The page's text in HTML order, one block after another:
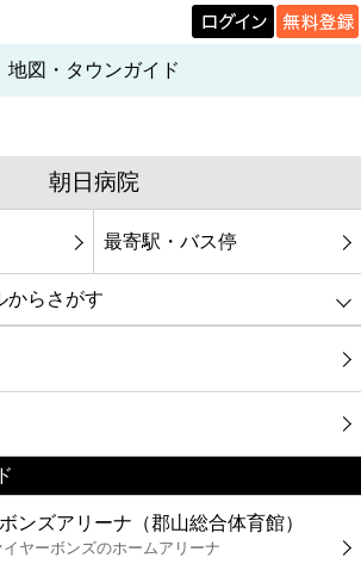
地図・タウンガイド
朝日病院
最寄駅・バス停
からさがす
ンズアリーナ（郡山総合体育館）
ヤーボンズのホームアリーナ